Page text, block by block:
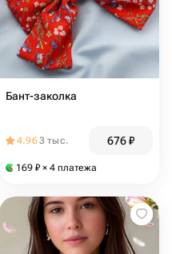
Бант-заколка️
4.963 тыс. 676₽
169 ₽ × 4 платежа